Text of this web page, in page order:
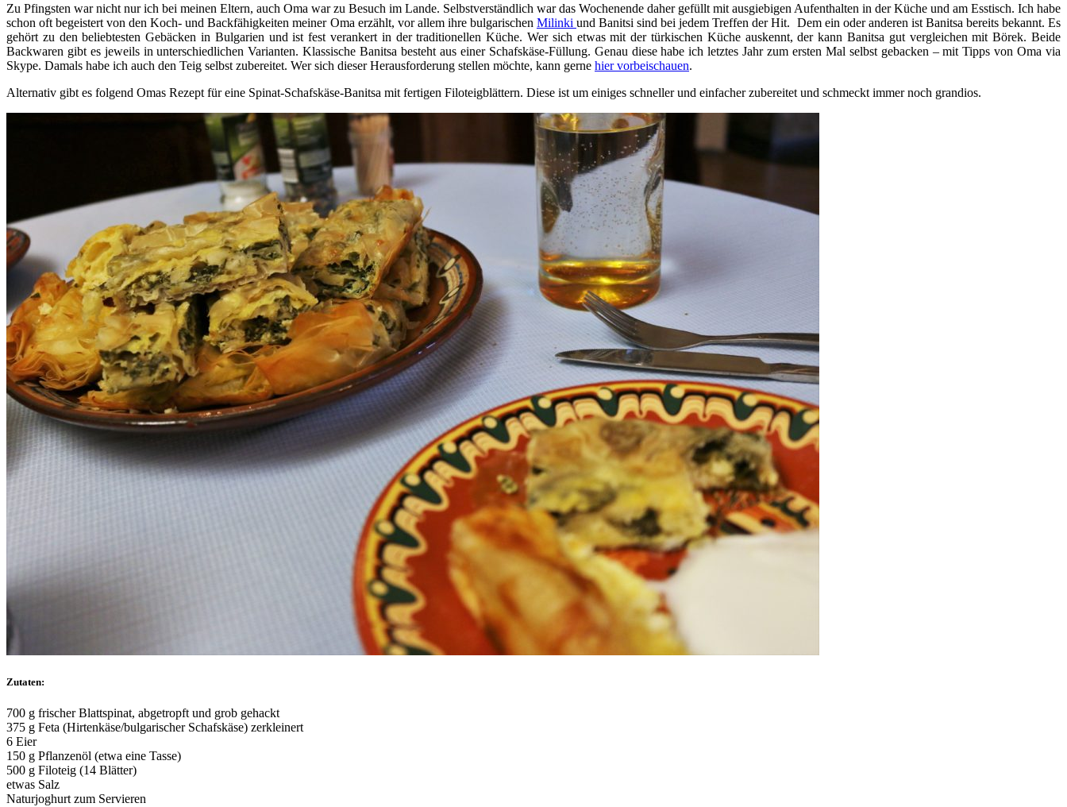
Zu Pfingsten war nicht nur ich bei meinen Eltern, auch Oma war zu Besuch im Lande. Selbstverständlich war das Wochenende daher gefüllt mit ausgiebigen Aufenthalten in der Küche und am Esstisch. Ich habe
schon oft begeistert von den Koch- und Backfähigkeiten meiner Oma erzählt, vor allem ihre bulgarischen Milinki und Banitsi sind bei jedem Treffen der Hit. Dem ein oder anderen ist Banitsa bereits bekannt. Es
gehört zu den beliebtesten Gebäcken in Bulgarien und ist fest verankert in der traditionellen Küche. Wer sich etwas mit der türkischen Küche auskennt, der kann Banitsa gut vergleichen mit Börek. Beide
Backwaren gibt es jeweils in unterschiedlichen Varianten. Klassische Banitsa besteht aus einer Schafskäse-Füllung. Genau diese habe ich letztes Jahr zum ersten Mal selbst gebacken – mit Tipps von Oma via
Skype. Damals habe ich auch den Teig selbst zubereitet. Wer sich dieser Herausforderung stellen möchte, kann gerne hier vorbeischauen.
Alternativ gibt es folgend Omas Rezept für eine Spinat-Schafskäse-Banitsa mit fertigen Filoteigblättern. Diese ist um einiges schneller und einfacher zubereitet und schmeckt immer noch grandios.
Zutaten:
700 g frischer Blattspinat, abgetropft und grob gehackt
375 g Feta (Hirtenkäse/bulgarischer Schafskäse) zerkleinert
6 Eier
150 g Pflanzenöl (etwa eine Tasse)
500 g Filoteig (14 Blätter)
etwas Salz
Naturjoghurt zum Servieren